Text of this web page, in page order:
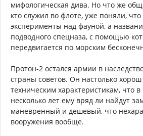
мифологическая дива. Но что же
кто служил во флоте, уже поняли, что
эксперименты над фауной, а
подводного спецназа, с помощью
передвигается по морским
Протон-2 остался армии в
страны советов. Он настолько
техническим характеристикам, что
несколько лет ему вряд ли найдут
маневренный и дешевый, что
вооружения вообще.